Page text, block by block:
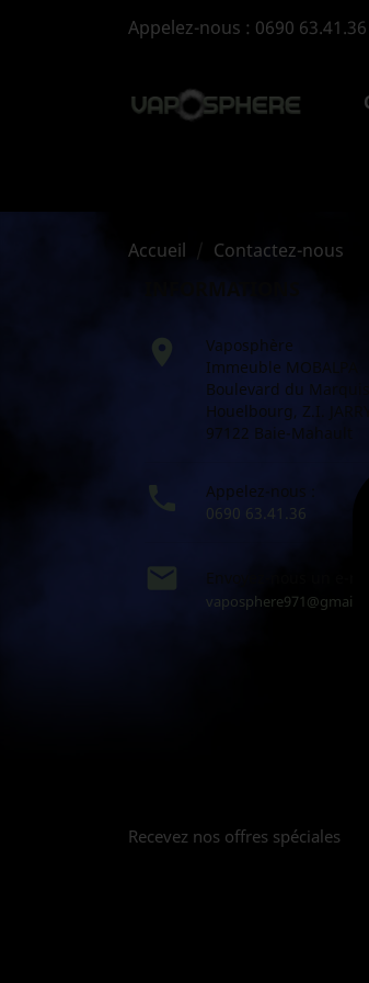
Appelez-nous : 0690 63.41.36
Accueil Contactez-nous

Vaposphère
Immeuble MOBALPA
Boulevard du
Houelbourg, Z.I. JARRY
97122 Baie-Mahault

Appelez-nous :
0690 63.41.36
 Envoyez-nous un e-
Recevez nos offres spéciales